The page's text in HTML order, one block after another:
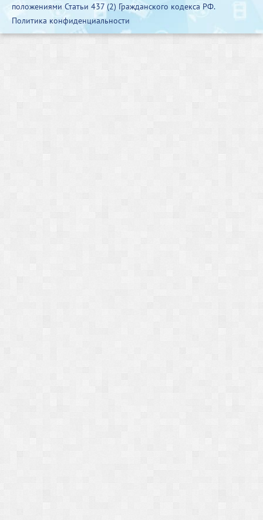
положениями Статьи 437 (2) Гражданского кодекса РФ.
Политика конфиденциальности